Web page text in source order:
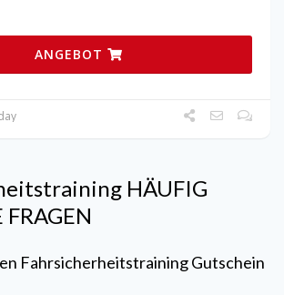
ANGEBOT
HÄUFIG
FRAGEN
Fahrsicherheitstraining Gutschein